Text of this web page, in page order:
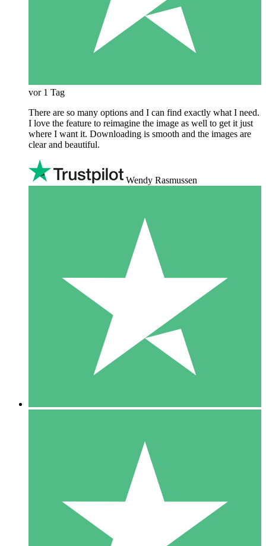
vor 1 Tag
There are so many options and I can find exactly what I need.
I love the feature to reimagine the image as well to get it just
where I want it. Downloading is smooth and the images are
clear and beautiful.
Wendy Rasmussen